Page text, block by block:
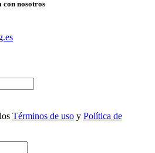
con nosotros
Términos de uso y Política de